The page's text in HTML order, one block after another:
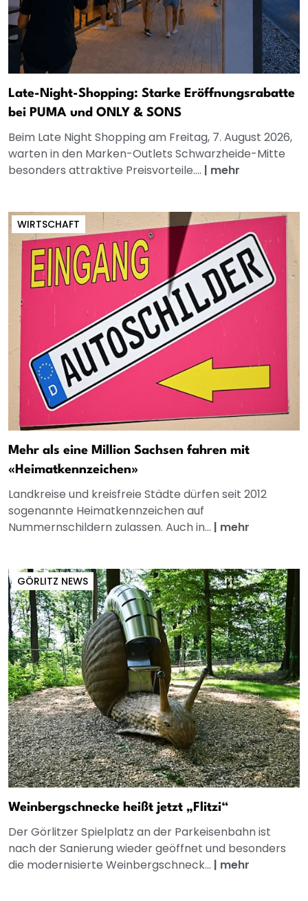
Late-Night-Shopping: Starke Eröffnungsrabatte
bei PUMA und ONLY & SONS
Beim Late Night Shopping am Freitag, 7. August 2026,
warten in den Marken-Outlets Schwarzheide-Mitte
besonders attraktive Preisvorteile.... | mehr
WIRTSCHAFT
Mehr als eine Million Sachsen fahren mit
«Heimatkennzeichen»
Landkreise und kreisfreie Städte dürfen seit 2012
sogenannte Heimatkennzeichen auf
Nummernschildern zulassen. Auch in... | mehr
GÖRLITZ NEWS
Weinbergschnecke heißt jetzt „Flitzi“
Der Görlitzer Spielplatz an der Parkeisenbahn ist
nach der Sanierung wieder geöffnet und besonders
die modernisierte Weinbergschneck... | mehr